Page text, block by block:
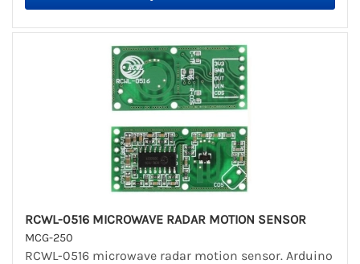
RCWL-0516 MICROWAVE RADAR MOTION SENSOR
MCG-250
RCWL-0516 microwave radar motion sensor. Arduino